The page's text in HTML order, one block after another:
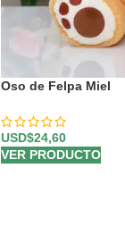
Oso de Felpa Miel
USD$24,60
VER PRODUCTO